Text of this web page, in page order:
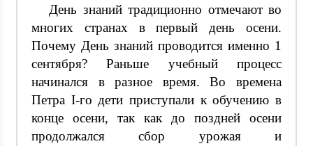
День знаний традиционно отмечают во
многих странах в первый день осени.
Почему День знаний проводится именно 1
сентября? Раньше учебный процесс
начинался в разное время. Во времена
Петра I-го дети приступали к обучению в
конце осени, так как до поздней осени
продолжался сбор урожая и